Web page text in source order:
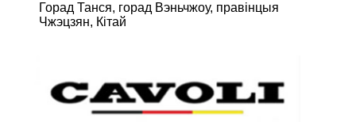
Горад Танся, горад Вэньчжоу, правінцыя
Чжэцзян, Кітай